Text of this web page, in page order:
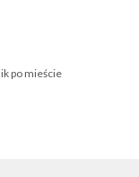
po mieście